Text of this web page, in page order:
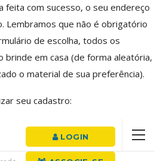
feita com sucesso, o seu endereço
Lembramos que não é obrigatório
de escolha, todos os
brinde em casa (de forma aleatória,
o material de sua preferência).
seu cadastro: